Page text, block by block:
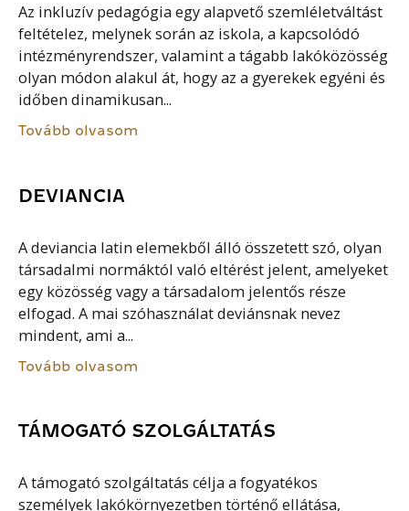
Az inkluzív pedagógia egy alapvető szemléletváltást
feltételez, melynek során az iskola, a kapcsolódó
intézményrendszer, valamint a tágabb lakóközösség
olyan módon alakul át, hogy az a gyerekek egyéni és
időben dinamikusan...
Tovább olvasom
DEVIANCIA
A deviancia latin elemekből álló összetett szó, olyan
társadalmi normáktól való eltérést jelent, amelyeket
egy közösség vagy a társadalom jelentős része
elfogad. A mai szóhasználat deviánsnak nevez
mindent, ami a...
Tovább olvasom
TÁMOGATÓ SZOLGÁLTATÁS
A támogató szolgáltatás célja a fogyatékos
személyek lakókörnyezetben történő ellátása,